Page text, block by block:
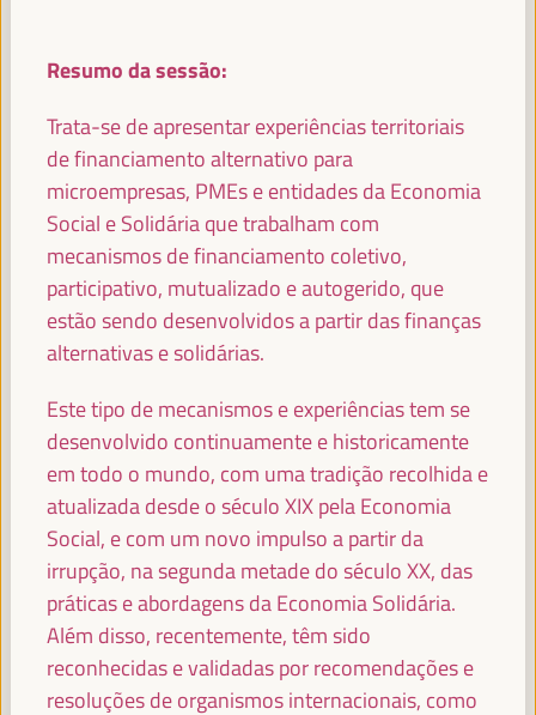
Primeira Vice-Presidente e Ministra das Finanças -
ANTONIO SANZ
Ministro da Presidência, Interior, Diálogo Social e
Simplificação Administrativa - Junta de Andalucía
FRANCISCO REYES
Presidente - Fundo Andaluz de Municípios para a
Solidariedade Internacional (FAMSI) España
FRANCISCO JAVIER FERNÁNDEZ DE LOS
RÍOS TORRES
Presidente - Conselho Provincial de Sevilha
Resumo da sessão:
Trata-se de apresentar experiências territoriais
de financiamento alternativo para
microempresas, PMEs e entidades da Economia
Social e Solidária que trabalham com
mecanismos de financiamento coletivo,
participativo, mutualizado e autogerido, que
estão sendo desenvolvidos a partir das finanças
alternativas e solidárias.
Este tipo de mecanismos e experiências tem se
desenvolvido continuamente e historicamente
em todo o mundo, com uma tradição recolhida e
atualizada desde o século XIX pela Economia
Social, e com um novo impulso a partir da
irrupção, na segunda metade do século XX, das
práticas e abordagens da Economia Solidária.
Além disso, recentemente, têm sido
reconhecidas e validadas por recomendações e
resoluções de organismos internacionais, como